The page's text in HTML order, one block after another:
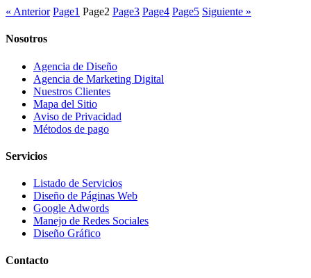
« Anterior Page1 Page2 Page3 Page4 Page5 Siguiente »
Nosotros
Agencia de Diseño
Agencia de Marketing Digital
Nuestros Clientes
Mapa del Sitio
Aviso de Privacidad
Métodos de pago
Servicios
Listado de Servicios
Diseño de Páginas Web
Google Adwords
Manejo de Redes Sociales
Diseño Gráfico
Contacto